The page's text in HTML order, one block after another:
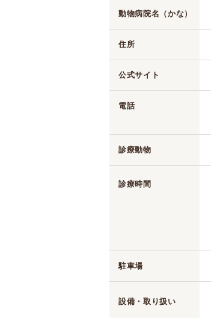
動物病院名（かな）
住所
公式サイト
電話
診療動物
診療時間
駐車場
設備・取り扱い